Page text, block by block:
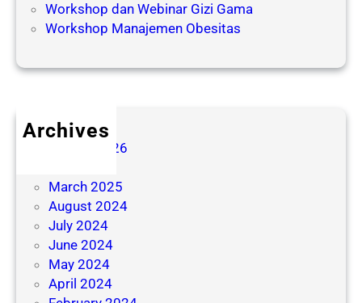
Workshop dan Webinar Gizi Gama
Workshop Manajemen Obesitas
Archives
August 2026
March 2025
August 2024
July 2024
June 2024
May 2024
April 2024